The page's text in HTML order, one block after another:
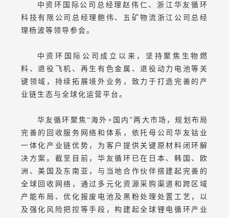
中资环国际公司总经理赵伟仁、浙江华友循环
科技有限公司总经理鲍伟、五矿物流浙江公司总经
理杨波等领导参会。
中资环国际公司成立以来，坚持聚焦生物燃
料、退役飞机、再生有色金属、退役动力电池等关
键领域，持续拓展境外业务，致力于打造完善的产
业链生态与全球化运营平台。
华友循环聚焦“海外+国内”两大市场，规划布局
完善的回收服务网络和体系，依托母公司华友钴业
一体化产业链优势，为客户提供关键原材料闭环解
决方案。截至目前，华友循环已在日本、韩国、欧
洲、美国及东南亚，与当地合作伙伴搭建起完善的
全球回收网络，通过多元化资源采购渠道和跨区域
产能布局、优化报废电池及黑粉处理处置工艺，以
及强化风险把控等手段，构建起全球锂电循环产业